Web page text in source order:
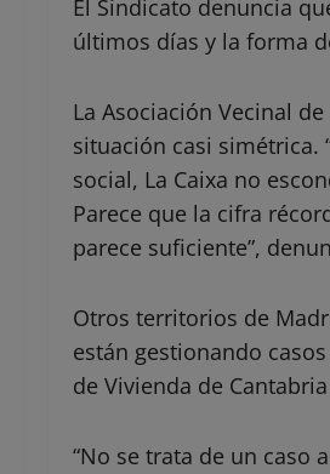
El Sindicato denuncia
últimos días y la forma
La Asociación Vecinal
situación casi simétrica.
social, La Caixa no
Parece que la cifra
parece suficiente”,
Otros territorios de
están gestionando
de Vivienda de
“No se trata de un caso